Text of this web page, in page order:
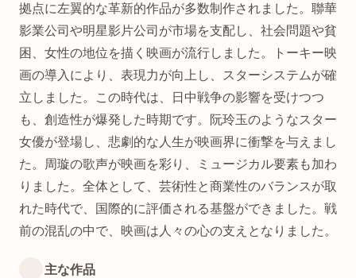
拠点に左翼的な革新的作品が多数制作されました。聯華
影業公司や明星影片公司が市場を支配し、社会問題や貧
困、女性の地位を描く映画が流行しました。トーキー映
画の導入により、表現力が向上し、スターシステムが確
立しました。この時代は、日中戦争の影響を受けつつ
も、創造性が爆発した時期です。阮玲玉のようなスター
女優が登場し、悲劇的な人生が映画界に衝撃を与えまし
た。周璇の歌声が映画を彩り、ミュージカル要素も加わ
りました。全体として、芸術性と商業性のバランスが取
れた時代で、国際的に評価される基盤ができました。戦
前の混乱の中で、映画は人々の心の支えとなりました。
主な作品